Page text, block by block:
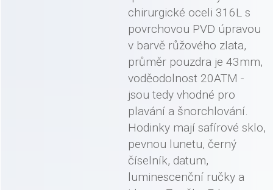
chirurgické oceli 316L s
povrchovou PVD úpravou
v barvě růžového zlata,
průměr pouzdra je 43mm,
voděodolnost 20ATM -
jsou tedy vhodné pro
plavání a šnorchlování.
Hodinky mají safírové sklo,
pevnou lunetu, černý
číselník, datum,
luminescenční ručky a